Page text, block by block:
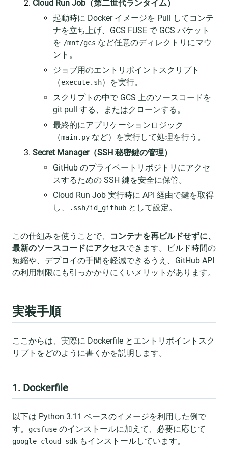
Cloud Run Job（第二世代ランタイム）
起動時に Docker イメージを Pull してコンテ
ナを立ち上げ、GCS FUSE で GCS バケット
を /mnt/gcs など任意のディレクトリにマウ
ント。
ジョブ用のエントリポイントスクリプト
（execute.sh）を実行。
スクリプトの中で GCS 上のソースコードを
git pull する、またはクローンする。
最終的にアプリケーションロジック
（main.py など）を実行して処理を行う。
Secret Manager（SSH 秘密鍵の管理）
GitHub のプライベートリポジトリにアクセ
スするための SSH 鍵を安全に保管。
Cloud Run Job 実行時に API 経由で鍵を取得
し、
.ssh/id_github として設定。
この仕組みを使うことで、
コンテナを再ビルドせずに、
最新のソースコードにアクセスできます。ビルド時間の
短縮や、デプロイの手間を軽減できるうえ、GitHub API
の利用制限にも引っかかりにくいメリットがあります。
実装手順
ここからは、実際に Dockerfile とエントリポイントスク
リプトをどのように書くかを説明します。
1. Dockerfile
以下は Python 3.11 ベースのイメージを利用した例で
す。
gcsfuse のインストールに加えて、必要に応じて
google-cloud-sdk もインストールしています。